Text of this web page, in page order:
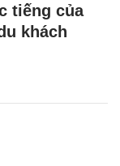
tiếng của
khách